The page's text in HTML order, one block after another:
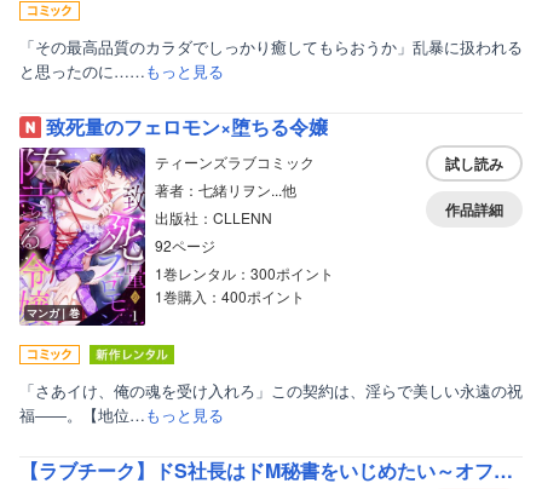
「その最高品質のカラダでしっかり癒してもらおうか」乱暴に扱われる
と思ったのに……もっと見る
致死量のフェロモン×堕ちる令嬢
マンガ｜巻
ティーンズラブコミック
著者：七緒リヲン...他
出版社：CLLENN
92ページ
1巻レンタル：300ポイント
1巻購入：400ポイント
試し読み
作品詳細
「さあイけ、俺の魂を受け入れろ」この契約は、淫らで美しい永遠の祝
福――。【地位…もっと見る
【ラブチーク】ドS社長はドM秘書をいじめたい～オフィスでぬれとろ玩具レビュー～